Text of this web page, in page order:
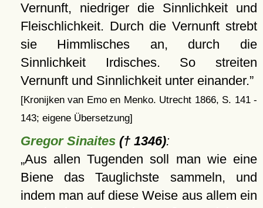
Vernunft, niedriger die Sinnlichkeit und
Fleischlichkeit. Durch die Vernunft strebt
sie Himmlisches an, durch die
Sinnlichkeit Irdisches. So streiten
Vernunft und Sinnlichkeit unter einander.
[Kronijken van Emo en Menko. Utrecht 1866, S. 141 -
143; eigene Übersetzung]
Gregor Sinaites(† 1346):
Aus allen Tugenden soll man wie eine
Biene das Tauglichste sammeln, und
indem man auf diese Weise aus allem ein